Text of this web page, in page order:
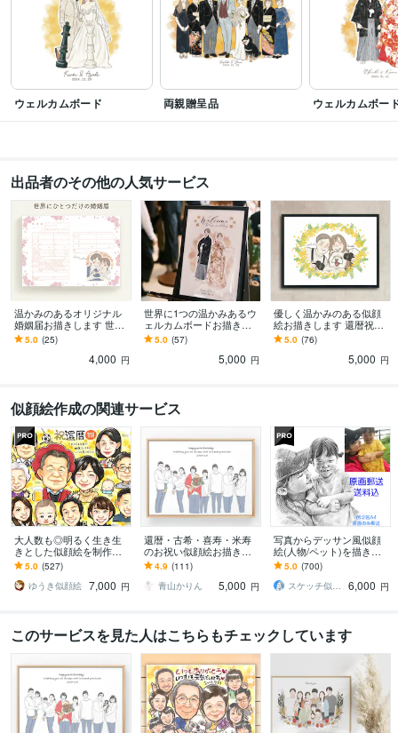
ウェルカムボード 両親贈呈品 ウェルカムボー
出品者のその他の人気サービス
温かみのあるオリジナル
婚姻届お描きします 世界
でたったひとつの特別な
婚姻届♡記念にいかがで
5.0 (25)
4,000 円
世界に1つの温かみあるウ
ェルカムボードお描きし
ます 大切な思い出を優し
いタッチで。
5.0 (57)
5,000 円
優しく温かみのある似顔
絵お描きします 還暦祝い
や記念日のプレゼントに
も。
5.0 (76)
5,000 円
似顔絵作成の関連サービス
大人数も◎明るく生き生
きとした似顔絵を制作し
ます ✦送料込み✦長寿祝
い、記念日、プレゼン
ト、ご自宅用に♪
5.0 (527)
ゆうき似顔絵 7,000 円
還暦・古希・喜寿・米寿
のお祝い似顔絵お描きし
ます 別々のお写真からOK
♪大切な人へ特別な記念品
を贈りませんか？
4.9 (111)
青山かりん
5,000 円
写真からデッサン風似顔
絵(人物/ペット)を描きま
す リアルな鉛筆画・パス
テル着色・写真組み合わ
せ・原画郵送
5.0 (700)
スケッチ似顔絵あみち
6,000 円
このサービスを見た人はこちらもチェックしています